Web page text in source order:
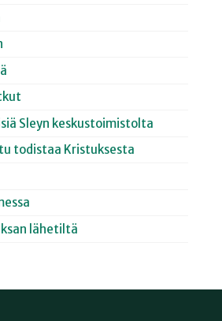
Sleyn keskustoimistolta
todistaa Kristuksesta
lähetiltä